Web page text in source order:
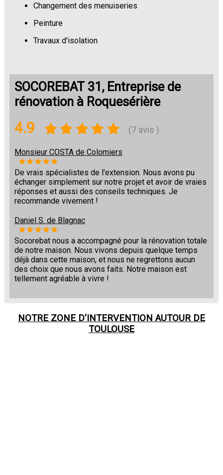
Changement des menuiseries
Peinture
Travaux d'isolation
SOCOREBAT 31, Entreprise de
rénovation à Roquesérière
4.9 (7 avis )
Monsieur COSTA de Colomiers
De vrais spécialistes de l'extension. Nous avons pu
échanger simplement sur notre projet et avoir de vraies
réponses et aussi des conseils techniques. Je
recommande vivement !
Daniel S. de Blagnac
Socorebat nous a accompagné pour la rénovation totale
de notre maison. Nous vivons depuis quelque temps
déjà dans cette maison, et nous ne regrettons aucun
des choix que nous avons faits. Notre maison est
tellement agréable à vivre !
NOTRE ZONE D'INTERVENTION AUTOUR DE
TOULOUSE